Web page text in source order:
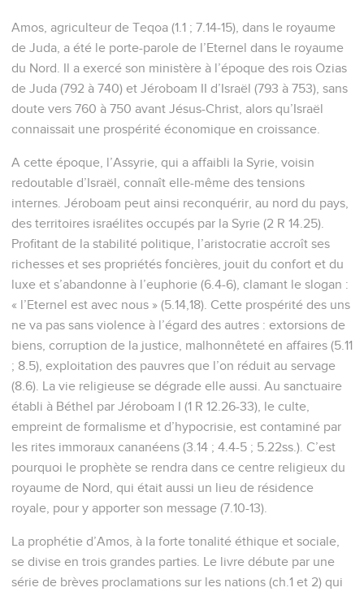
Amos, agriculteur de Teqoa (1.1 ; 7.14-15), dans le royaume
de Juda, a été le porte-parole de l’Eternel dans le royaume
du Nord. Il a exercé son ministère à l’époque des rois Ozias
de Juda (792 à 740) et Jéroboam II d’Israël (793 à 753), sans
doute vers 760 à 750 avant Jésus-Christ, alors qu’Israël
connaissait une prospérité économique en croissance.
A cette époque, l’Assyrie, qui a affaibli la Syrie, voisin
redoutable d’Israël, connaît elle-même des tensions
internes. Jéroboam peut ainsi reconquérir, au nord du pays,
des territoires israélites occupés par la Syrie (2 R 14.25).
Profitant de la stabilité politique, l’aristocratie accroît ses
richesses et ses propriétés foncières, jouit du confort et du
luxe et s’abandonne à l’euphorie (6.4-6), clamant le slogan :
« l’Eternel est avec nous » (5.14,18). Cette prospérité des uns
ne va pas sans violence à l’égard des autres : extorsions de
biens, corruption de la justice, malhonnêteté en affaires (5.11
; 8.5), exploitation des pauvres que l’on réduit au servage
(8.6). La vie religieuse se dégrade elle aussi. Au sanctuaire
établi à Béthel par Jéroboam I (1 R 12.26-33), le culte,
empreint de formalisme et d’hypocrisie, est contaminé par
les rites immoraux cananéens (3.14 ; 4.4-5 ; 5.22ss.). C’est
pourquoi le prophète se rendra dans ce centre religieux du
royaume de Nord, qui était aussi un lieu de résidence
royale, pour y apporter son message (7.10-13).
La prophétie d’Amos, à la forte tonalité éthique et sociale,
se divise en trois grandes parties. Le livre débute par une
série de brèves proclamations sur les nations (ch.1 et 2) qui